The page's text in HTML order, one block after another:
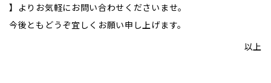
】よりお気軽にお問い合わせくださいませ。
今後ともどうぞ宜しくお願い申し上げます。
以上